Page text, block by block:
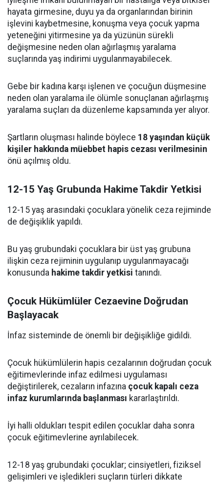
hayata girmesine, duyu ya da organlarından birinin
işlevini kaybetmesine, konuşma veya çocuk yapma
yeteneğini yitirmesine ya da yüzünün sürekli
değişmesine neden olan ağırlaşmış yaralama
suçlarında yaş indirimi uygulanmayabilecek.
Gebe bir kadına karşı işlenen ve çocuğun düşmesine
neden olan yaralama ile ölümle sonuçlanan ağırlaşmış
yaralama suçları da düzenleme kapsamında yer alıyor.
Şartların oluşması halinde böylece 18 yaşından küçük
kişiler hakkında müebbet hapis cezası verilmesinin
önü açılmış oldu.
12-15 Yaş Grubunda Hakime Takdir Yetkisi
12-15 yaş arasındaki çocuklara yönelik ceza rejiminde
de değişiklik yapıldı.
Bu yaş grubundaki çocuklara bir üst yaş grubuna
ilişkin ceza rejiminin uygulanıp uygulanmayacağı
konusunda hakime takdir yetkisi tanındı.
Çocuk Hükümlüler Cezaevine Doğrudan
Başlayacak
İnfaz sisteminde de önemli bir değişikliğe gidildi.
Çocuk hükümlülerin hapis cezalarının doğrudan çocuk
eğitimevlerinde infaz edilmesi uygulaması
değiştirilerek, cezaların infazına çocuk kapalı ceza
infaz kurumlarında başlanması kararlaştırıldı.
İyi halli oldukları tespit edilen çocuklar daha sonra
çocuk eğitimevlerine ayrılabilecek.
12-18 yaş grubundaki çocuklar; cinsiyetleri, fiziksel
gelişimleri ve işledikleri suçların türleri dikkate